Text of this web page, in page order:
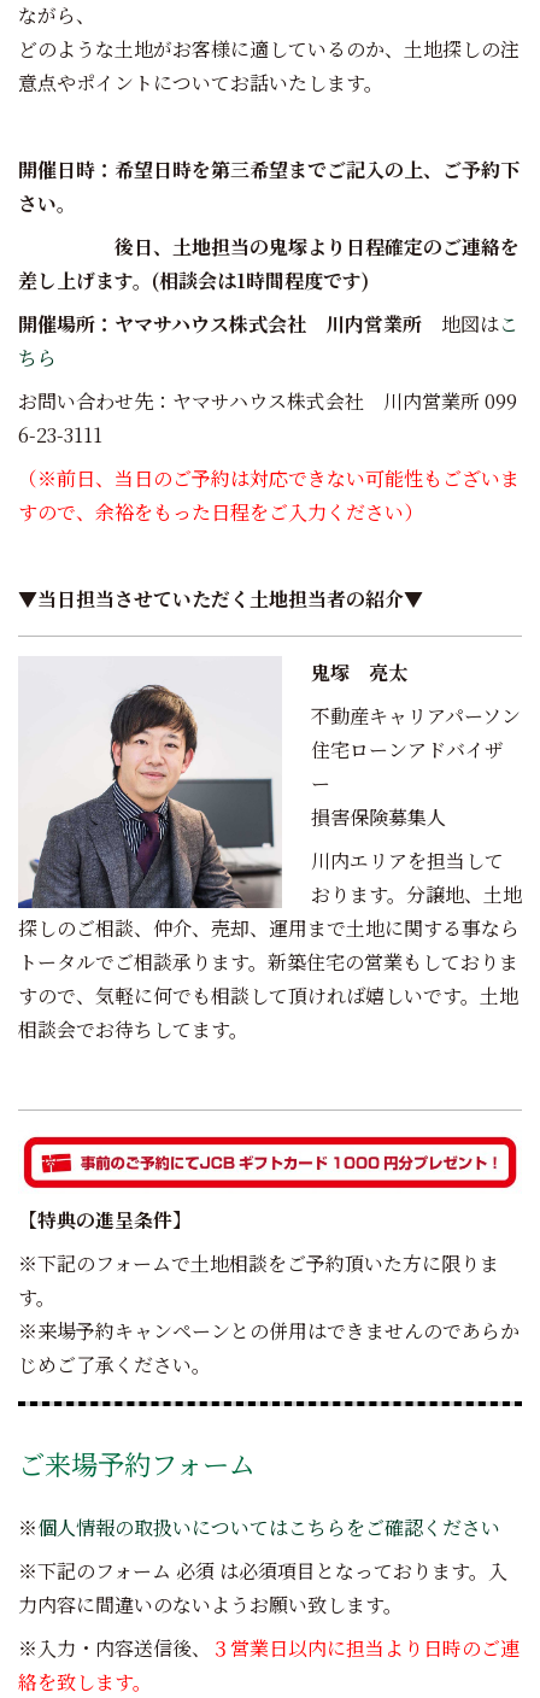
ながら、
どのような土地がお客様に適しているのか、土地探しの注
意点やポイントについてお話いたします。
開催日時：希望日時を第三希望までご記入の上、ご予約下
さい。
後日、土地担当の鬼塚より日程確定のご連絡を
差し上げます。(相談会は1時間程度です)
開催場所：ヤマサハウス株式会社 川内営業所 地図はこ
ちら
お問い合わせ先：ヤマサハウス株式会社 川内営業所 099
6-23-3111
（※前日、当日のご予約は対応できない可能性もございま
すので、余裕をもった日程をご入力ください）
▼当日担当させていただく土地担当者の紹介▼
鬼塚 亮太
不動産キャリアパーソン
住宅ローンアドバイザ
ー
損害保険募集人
川内エリアを担当して
おります。分譲地、土地
探しのご相談、仲介、売却、運用まで土地に関する事なら
トータルでご相談承ります。新築住宅の営業もしておりま
すので、気軽に何でも相談して頂ければ嬉しいです。土地
相談会でお待ちしてます。
【特典の進呈条件】
※下記のフォームで土地相談をご予約頂いた方に限りま
す。
※来場予約キャンペーンとの併用はできませんのであらか
じめご了承ください。
ご来場予約フォーム
※個人情報の取扱いについてはこちらをご確認ください
※下記のフォーム 必須 は必須項目となっております。入
力内容に間違いのないようお願い致します。
※入力・内容送信後、
３営業日以内に担当より日時のご連
絡を致します。